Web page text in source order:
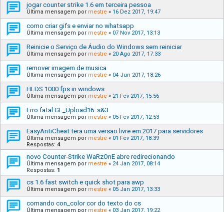
jogar counter strike 1.6 em terceira pessoa
Última mensagem por mestre « 16 Dez 2017, 19:47
como criar gifs e enviar no whatsapp
Última mensagem por mestre « 07 Nov 2017, 13:13
Reinicie o Serviço de Áudio do Windows sem reiniciar
Última mensagem por mestre « 20 Ago 2017, 17:33
remover imagem de musica
Última mensagem por mestre « 04 Jun 2017, 18:26
HLDS 1000 fps in windows
Última mensagem por mestre « 21 Fev 2017, 15:56
Erro fatal GL_Upload16: s&3
Última mensagem por mestre « 05 Fev 2017, 12:53
EasyAntiCheat tera uma versao livre em 2017 para servidores
Última mensagem por mestre « 01 Fev 2017, 18:39
Respostas: 4
novo Counter-Strike WaRzOnE abre redirecionando
Última mensagem por mestre « 24 Jan 2017, 08:14
Respostas: 1
cs 1.6 fast switch e quick shot para awp
Última mensagem por mestre « 05 Jan 2017, 13:33
comando con_color cor do texto do cs
Última mensagem por mestre « 03 Jan 2017, 19:22